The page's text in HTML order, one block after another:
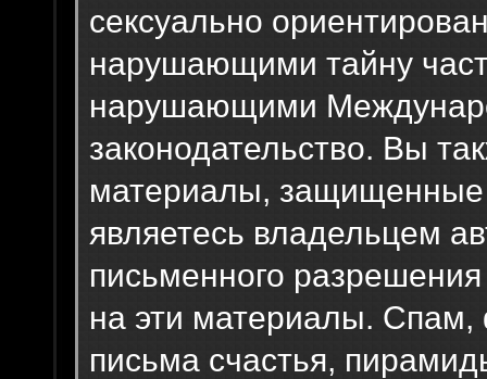
сексуально
нарушающими тайну
нарушающими
законодательство. Вы
материалы, защищенные
являетесь владельцем
письменного
на эти материалы.
письма счастья,